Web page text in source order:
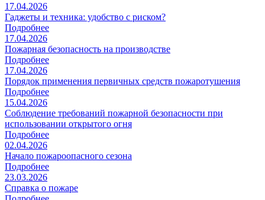
17.04.2026
Гаджеты и техника: удобство с риском?
Подробнее
17.04.2026
Пожарная безопасность на производстве
Подробнее
17.04.2026
Порядок применения первичных средств пожаротушения
Подробнее
15.04.2026
Соблюдение требований пожарной безопасности при
использовании открытого огня
Подробнее
02.04.2026
Начало пожароопасного сезона
Подробнее
23.03.2026
Справка о пожаре